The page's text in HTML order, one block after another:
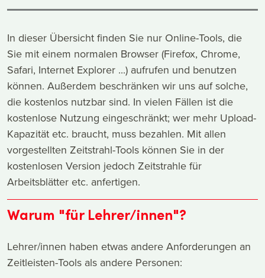
In dieser Übersicht finden Sie nur Online-Tools, die
Sie mit einem normalen Browser (Firefox, Chrome,
Safari, Internet Explorer ...) aufrufen und benutzen
können. Außerdem beschränken wir uns auf solche,
die kostenlos nutzbar sind. In vielen Fällen ist die
kostenlose Nutzung eingeschränkt; wer mehr Upload-
Kapazität etc. braucht, muss bezahlen. Mit allen
vorgestellten Zeitstrahl-Tools können Sie in der
kostenlosen Version jedoch Zeitstrahle für
Arbeitsblätter etc. anfertigen.
Warum "für Lehrer/innen"?
Lehrer/innen haben etwas andere Anforderungen an
Zeitleisten-Tools als andere Personen: